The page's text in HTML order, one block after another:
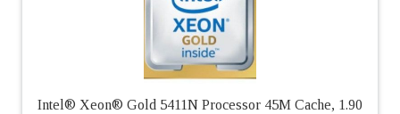
Intel® Xeon® Gold 5411N Processor 45M Cache, 1.90